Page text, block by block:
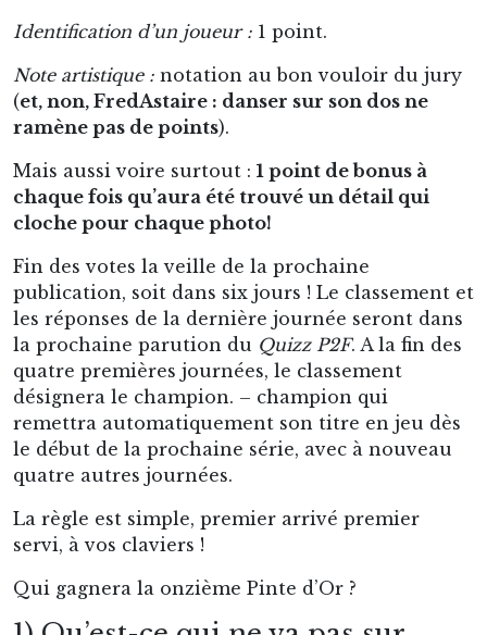
Identification d’un joueur : 1 point.
Note artistique : notation au bon vouloir du jury
(et, non, FredAstaire : danser sur son dos ne
ramène pas de points).
Mais aussi voire surtout : 1 point de bonus à
chaque fois qu’aura été trouvé un détail qui
cloche pour chaque photo!
Fin des votes la veille de la prochaine
publication, soit dans six jours ! Le classement et
les réponses de la dernière journée seront dans
la prochaine parution du Quizz P2F. A la fin des
quatre premières journées, le classement
désignera le champion. – champion qui
remettra automatiquement son titre en jeu dès
le début de la prochaine série, avec à nouveau
quatre autres journées.
La règle est simple, premier arrivé premier
servi, à vos claviers !
Qui gagnera la onzième Pinte d’Or ?